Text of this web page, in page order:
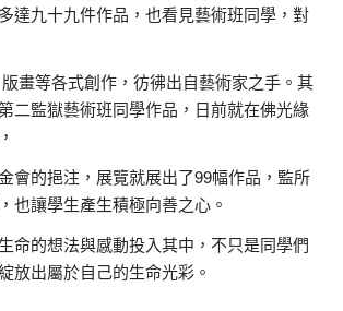
達九十九件作品，也看見藝術班同學，對
畫等各式創作，彷彿出自藝術家之手。其
二監獄藝術班同學作品，日前就在佛光緣
會的挹注，展覽就展出了99幅作品，監所
也讓學生產生積極向善之心。
命的想法與感動投入其中，不只是同學們
放出屬於自己的生命光彩。